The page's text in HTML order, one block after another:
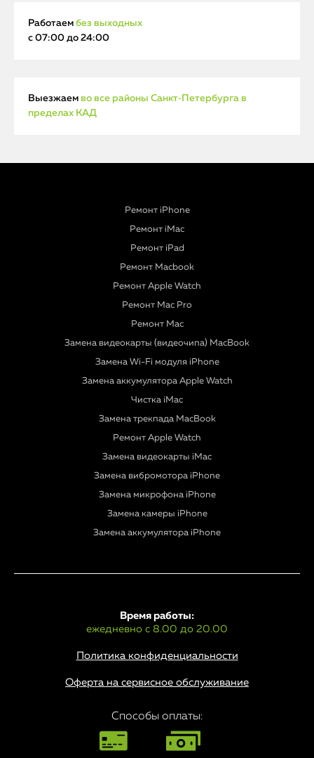
Работаем без выходных
с 07:00 до 24:00
Выезжаем во все районы Санкт‑Петербурга в
пределах КАД
Ремонт iPhone
Ремонт iMac
Ремонт iPad
Ремонт Macbook
Ремонт Apple Watch
Ремонт Mac Pro
Ремонт Mac
Замена видеокарты (видеочипа) MacBook
Замена Wi-Fi модуля iPhone
Замена аккумулятора Apple Watch
Чистка iMac
Замена трекпада MacBook
Ремонт Apple Watch
Замена видеокарты iMac
Замена вибромотора iPhone
Замена микрофона iPhone
Замена камеры iPhone
Замена аккумулятора iPhone
Политика конфиденциальности
Время работы:
ежедневно с 8.00 до 20.00
Оферта на сервисное обслуживание
Способы оплаты: